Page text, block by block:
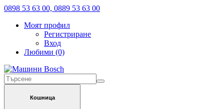
0898 53 63 00, 0889 53 63 00
Моят профил
Регистриране
Вход
Любими (0)
Кошница